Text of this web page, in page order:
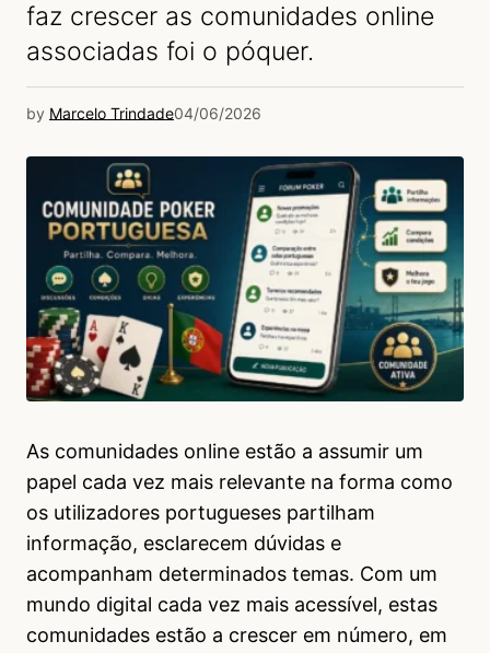
faz crescer as comunidades online
associadas foi o póquer.
by Marcelo Trindade04/06/2026
As comunidades online estão a assumir um
papel cada vez mais relevante na forma como
os utilizadores portugueses partilham
informação, esclarecem dúvidas e
acompanham determinados temas. Com um
mundo digital cada vez mais acessível, estas
comunidades estão a crescer em número, em